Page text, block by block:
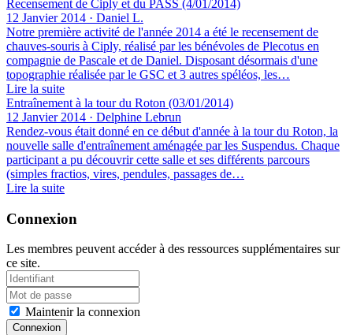
Recensement de Ciply et du PASS (4/01/2014)
12 Janvier 2014 · Daniel L.
Notre première activité de l'année 2014 a été le recensement de
chauves-souris à Ciply, réalisé par les bénévoles de Plecotus en
compagnie de Pascale et de Daniel. Disposant désormais d'une
topographie réalisée par le GSC et 3 autres spéléos, les…
Lire la suite
Entraînement à la tour du Roton (03/01/2014)
12 Janvier 2014 · Delphine Lebrun
Rendez-vous était donné en ce début d'année à la tour du Roton, la
nouvelle salle d'entraînement aménagée par les Suspendus. Chaque
participant a pu découvrir cette salle et ses différents parcours
(simples fractios, vires, pendules, passages de…
Lire la suite
Connexion
Les membres peuvent accéder à des ressources supplémentaires sur
ce site.
Maintenir la connexion
Connexion